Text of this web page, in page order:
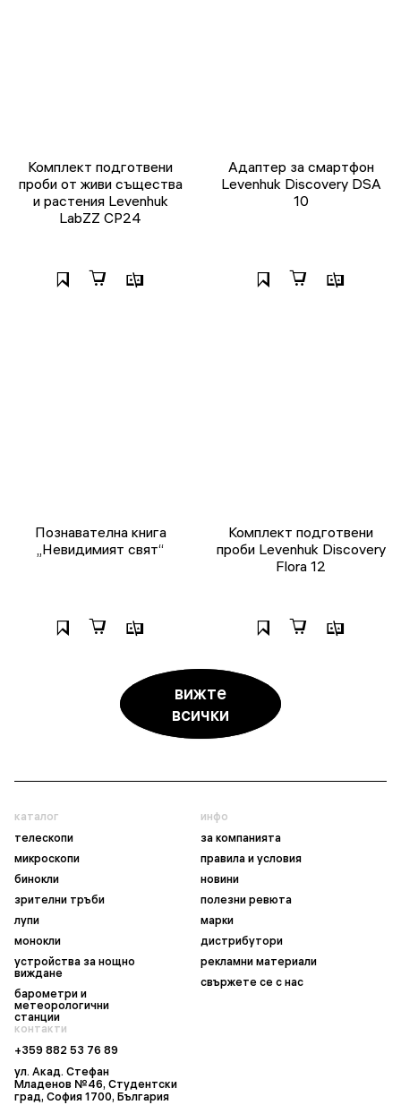
Комплект подготвени
проби от живи същества
и растения Levenhuk
LabZZ CP24
Адаптер за смартфон
Levenhuk Discovery DSA
10
Познавателна книга
„Невидимият свят“
Комплект подготвени
проби Levenhuk Discovery
Flora 12
вижте
всички
каталог
телескопи
микроскопи
бинокли
зрителни тръби
лупи
монокли
устройства за нощно
виждане
барометри и
метеорологични
станции
инфо
за компанията
правила и условия
новини
полезни ревюта
марки
дистрибутори
рекламни материали
свържете се с нас
контакти
+359 882 53 76 89
ул. Акад. Стефан
Младенов №46, Студентски
град, София 1700, България